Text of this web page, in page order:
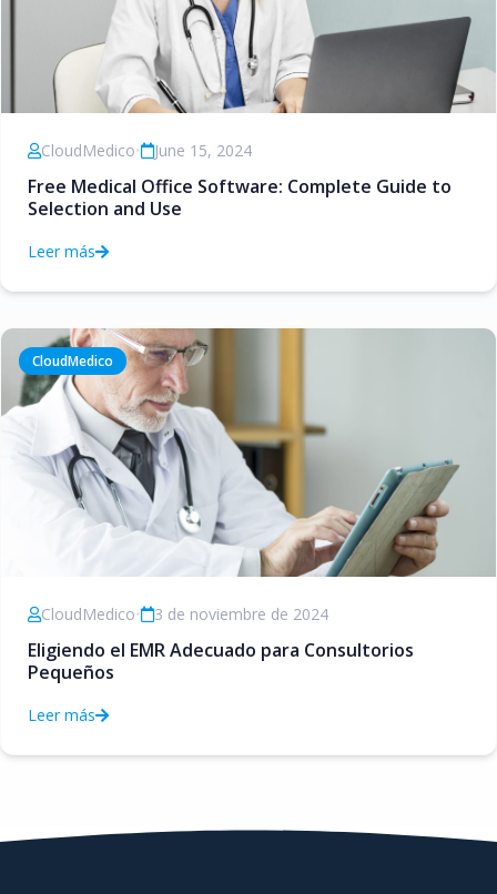
CloudMedico• June 15, 2024
Free Medical Office Software: Complete Guide to
Selection and Use
Leer más
CloudMedico
CloudMedico• 3 de noviembre de 2024
Eligiendo el EMR Adecuado para Consultorios
Pequeños
Leer más